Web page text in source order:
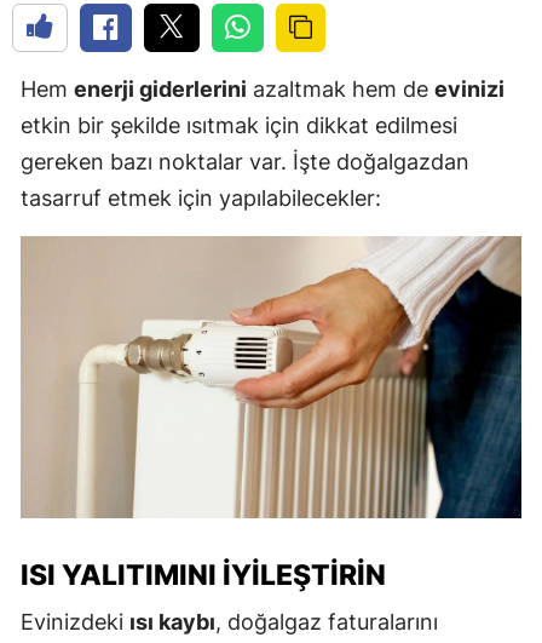
Hem enerji giderlerini azaltmak hem de evinizi
etkin bir şekilde ısıtmak için dikkat edilmesi
gereken bazı noktalar var. İşte doğalgazdan
tasarruf etmek için yapılabilecekler:
ISI YALITIMINI İYILEŞTIRIN
Evinizdeki ısı kaybı, doğalgaz faturalarını